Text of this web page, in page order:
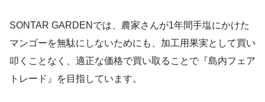
SONTAR GARDENでは、農家さんが1年間手塩にかけた
マンゴーを無駄にしないためにも、加工用果実として買い
叩くことなく、適正な価格で買い取ることで『島内フェア
トレード』を目指しています。